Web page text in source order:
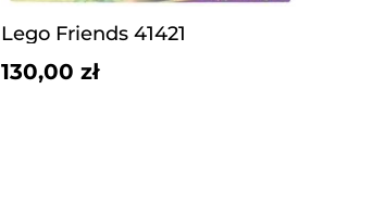
Lego Friends 41421
130,00 zł